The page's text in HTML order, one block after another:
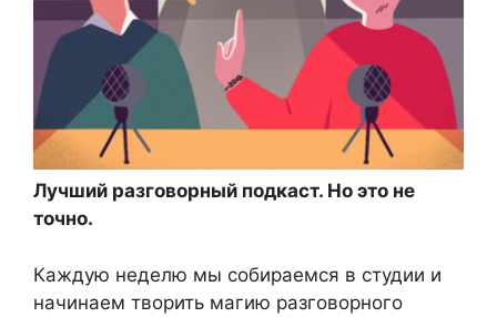
Лучший разговорный подкаст. Но это не
точно.
Каждую неделю мы собираемся в студии и
начинаем творить магию разговорного